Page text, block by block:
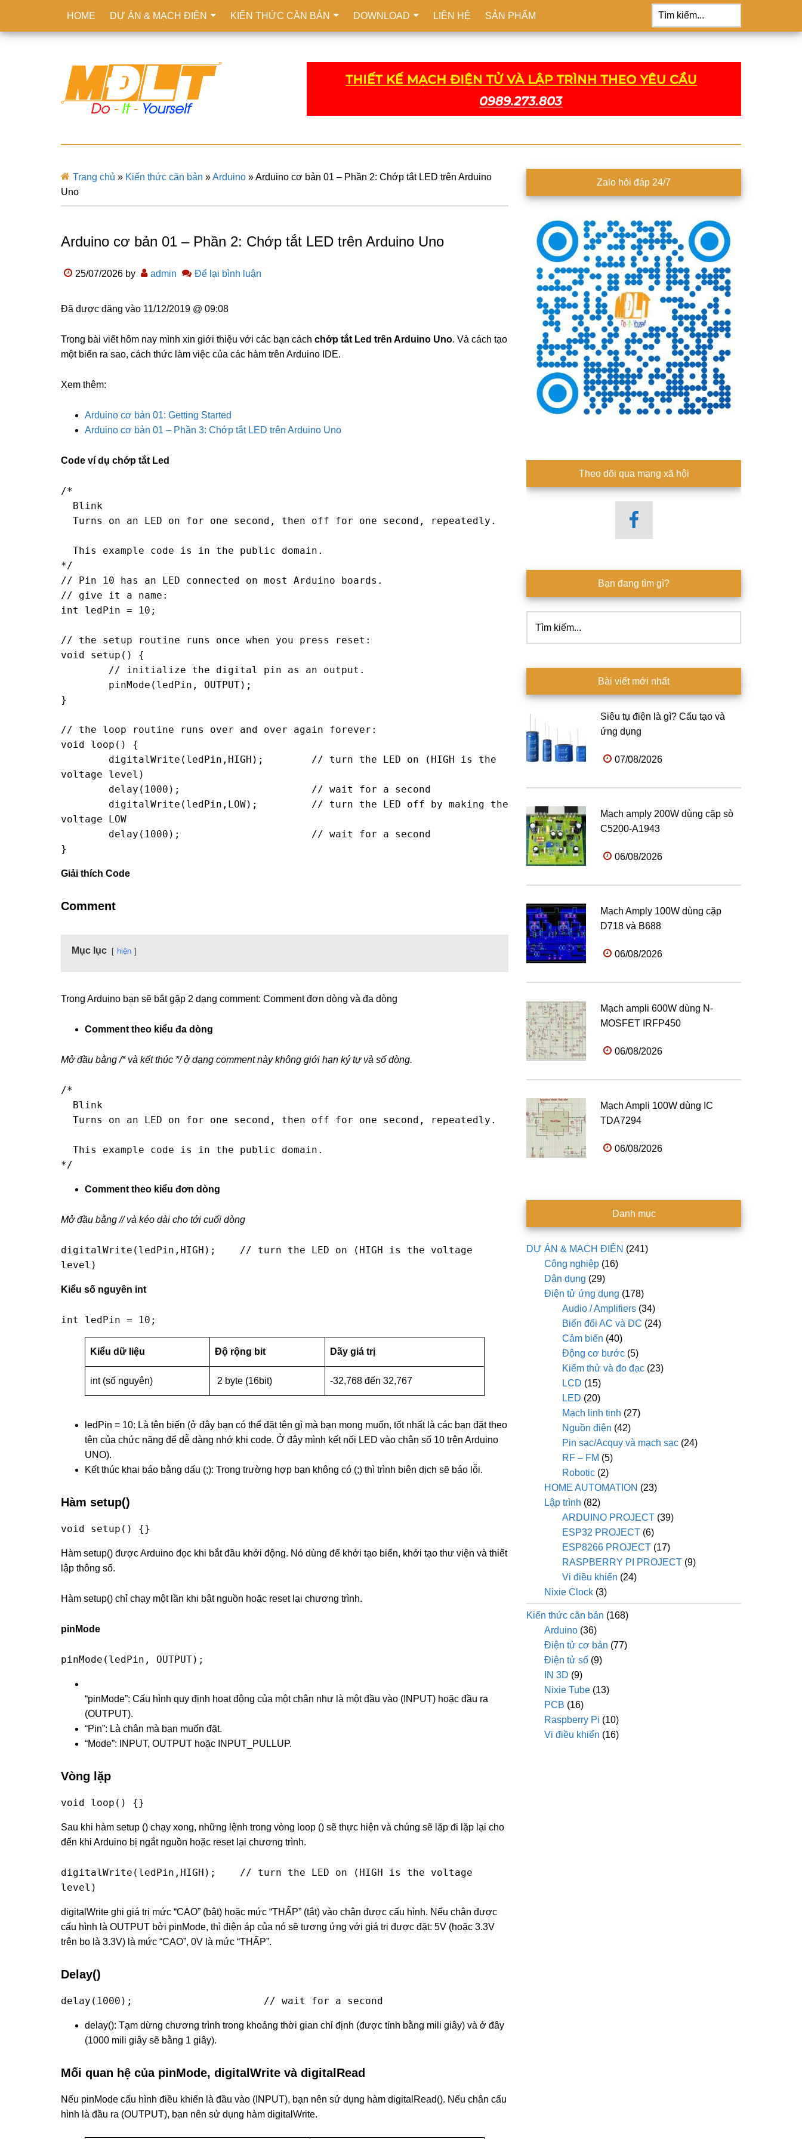
HOME DỰ ÁN & MẠCH ĐIỆN KIẾN THỨC CĂN BẢN DOWNLOAD LIÊN HỆ SẢN PHẨM
Tìm
kiếm...
Trang chủ » Kiến thức căn bản »Arduino »Arduino cơ bản 01 – Phần 2: Chớp tắt LED trên Arduino
Uno
Arduino cơ bản 01 – Phần 2: Chớp tắt LED trên Arduino Uno
25/07/2026 by admin Để lại bình luận
Đã được đăng vào 11/12/2019 @ 09:08
Trong bài viết hôm nay mình xin giới thiệu với các bạn cách chớp tắt Led trên Arduino Uno. Và cách tạo
một biến ra sao, cách thức làm việc của các hàm trên Arduino IDE.
Xem thêm:
Arduino cơ bản 01: Getting Started
Arduino cơ bản 01 – Phần 3: Chớp tắt LED trên Arduino Uno
Code ví dụ chớp tắt Led
/*
*/
// Pin 10 has an LED connected on most Arduino boards.
// give it a name:
int ledPin = 10;
// the setup routine runs once when you press reset:
void setup() {
}
// the loop routine runs over and over again forever:
void loop() {
voltage level)
voltage LOW
}
Giải thích Code
Comment
Mục lục hiện
Trong Arduino bạn sẽ bắt gặp 2 dạng comment: Comment đơn dòng và đa dòng
Comment theo kiểu đa dòng
Mở đầu bằng /* và kết thúc */ ở dạng comment này không giới hạn ký tự và số dòng.
/*
*/
Comment theo kiểu đơn dòng
Mở đầu bằng // và kéo dài cho tới cuối dòng
digitalWrite(ledPin,HIGH);    // turn the LED on (HIGH is the voltage
level)
Kiểu số nguyên int
int ledPin = 10;
Kiểu dữ liệu Độ rộng bit Dãy giá trị
int (số nguyên) 2 byte (16bit) -32,768 đến 32,767
ledPin = 10: Là tên biến (ở đây bạn có thể đặt tên gì mà bạn mong muốn, tốt nhất là các bạn đặt theo
tên của chức năng để dễ dàng nhớ khi code. Ở đây mình kết nối LED vào chân số 10 trên Arduino
UNO).
Kết thúc khai báo bằng dấu (;): Trong trường hợp bạn không có (;) thì trình biên dịch sẽ báo lỗi.
Hàm setup()
void setup() {}
Hàm setup() được Arduino đọc khi bắt đầu khởi động. Nó dùng để khởi tạo biến, khởi tạo thư viện và thiết
lập thông số.
Hàm setup() chỉ chạy một lần khi bật nguồn hoặc reset lại chương trình.
pinMode
pinMode(ledPin, OUTPUT);
“pinMode”: Cấu hình quy định hoạt động của một chân như là một đầu vào (INPUT) hoặc đầu ra
(OUTPUT).
“Pin”: Là chân mà bạn muốn đặt.
“Mode”: INPUT, OUTPUT hoặc INPUT_PULLUP.
Vòng lặp
void loop() {}
Sau khi hàm setup () chạy xong, những lệnh trong vòng loop () sẽ thực hiện và chúng sẽ lặp đi lặp lại cho
đến khi Arduino bị ngắt nguồn hoặc reset lại chương trình.
digitalWrite(ledPin,HIGH);    // turn the LED on (HIGH is the voltage
level)
digitalWrite ghi giá trị mức “CAO” (bật) hoặc mức “THẤP” (tắt) vào chân được cấu hình. Nếu chân được
cấu hình là OUTPUT bởi pinMode, thì điện áp của nó sẽ tương ứng với giá trị được đặt: 5V (hoặc 3.3V
trên bo là 3.3V) là mức “CAO”, 0V là mức “THẤP”.
Delay()
delay(1000);                      // wait for a second
delay(): Tạm dừng chương trình trong khoảng thời gian chỉ định (được tính bằng mili giây) và ở đây
(1000 mili giây sẽ bằng 1 giây).
Mối quan hệ của pinMode, digitalWrite và digitalRead
Nếu pinMode cấu hình điều khiển là đầu vào (INPUT), bạn nên sử dụng hàm digitalRead(). Nếu chân cấu
hình là đầu ra (OUTPUT), bạn nên sử dụng hàm digitalWrite.
chính
Zalo hỏi đáp 24/7
Theo dõi qua mạng xã hội
Bạn đang tìm gì?
kiếm...
Bài viết mới nhất
Siêu tụ điện là gì? Cấu tạo và
ứng dụng
07/08/2026
Mạch amply 200W dùng cặp sò
C5200-A1943
06/08/2026
Mạch Amply 100W dùng cặp
D718 và B688
06/08/2026
Mạch ampli 600W dùng N-
MOSFET IRFP450
06/08/2026
Mạch Ampli 100W dùng IC
TDA7294
06/08/2026
Danh mục
DỰ ÁN & MẠCH ĐIỆN (241)
Công nghiệp (16)
Dân dụng (29)
Điện tử ứng dụng (178)
Audio / Amplifiers (34)
Biến đổi AC và DC (24)
Cảm biến (40)
Động cơ bước (5)
Kiểm thử và đo đạc (23)
LCD (15)
LED (20)
Mạch linh tinh (27)
Nguồn điện (42)
Pin sạc/Acquy và mạch sạc (24)
RF – FM (5)
Robotic (2)
HOME AUTOMATION (23)
Lập trình (82)
ARDUINO PROJECT (39)
ESP32 PROJECT (6)
ESP8266 PROJECT (17)
RASPBERRY PI PROJECT (9)
Vi điều khiển (24)
Nixie Clock (3)
Kiến thức căn bản (168)
Arduino (36)
Điện tử cơ bản (77)
Điện tử số (9)
IN 3D (9)
Nixie Tube (13)
PCB (16)
Raspberry Pi (10)
Vi điều khiển (16)